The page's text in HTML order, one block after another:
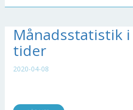
Månadsstatistik i
tider
2020-04-08